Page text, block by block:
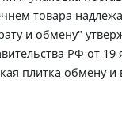
товара
и обмену"
РФ от 19
плитка обмену и